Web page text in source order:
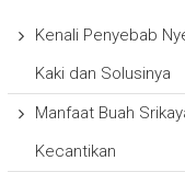
Kenali Penyebab
Kaki dan Solusinya
Manfaat Buah
Kecantikan